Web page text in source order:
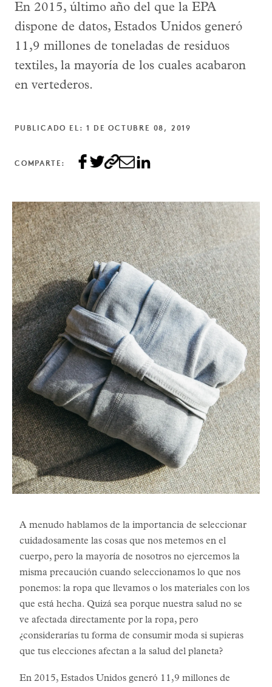
En 2015, último año del que la EPA
dispone de datos, Estados Unidos generó
11,9 millones de toneladas de residuos
textiles, la mayoría de los cuales acabaron
en vertederos.
PUBLICADO EL: 1 DE OCTUBRE 08, 2019
COMPARTE:
A menudo hablamos de la importancia de seleccionar
cuidadosamente las cosas que nos metemos en el
cuerpo, pero la mayoría de nosotros no ejercemos la
misma precaución cuando seleccionamos lo que nos
ponemos: la ropa que llevamos o los materiales con los
que está hecha. Quizá sea porque nuestra salud no se
ve afectada directamente por la ropa, pero
¿considerarías tu forma de consumir moda si supieras
que tus elecciones afectan a la salud del planeta?
En 2015, Estados Unidos generó 11,9 millones de